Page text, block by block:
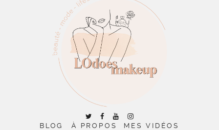
BLOG À PROPOS
MES VIDÉOS